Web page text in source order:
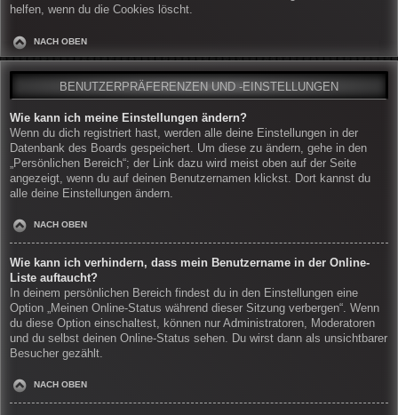
helfen, wenn du die Cookies löscht.
NACH OBEN
BENUTZERPRÄFERENZEN UND -EINSTELLUNGEN
Wie kann ich meine Einstellungen ändern?
Wenn du dich registriert hast, werden alle deine Einstellungen in der
Datenbank des Boards gespeichert. Um diese zu ändern, gehe in den
„Persönlichen Bereich“; der Link dazu wird meist oben auf der Seite
angezeigt, wenn du auf deinen Benutzernamen klickst. Dort kannst du
alle deine Einstellungen ändern.
NACH OBEN
Wie kann ich verhindern, dass mein Benutzername in der Online-
Liste auftaucht?
In deinem persönlichen Bereich findest du in den Einstellungen eine
Option „Meinen Online-Status während dieser Sitzung verbergen“. Wenn
du diese Option einschaltest, können nur Administratoren, Moderatoren
und du selbst deinen Online-Status sehen. Du wirst dann als unsichtbarer
Besucher gezählt.
NACH OBEN